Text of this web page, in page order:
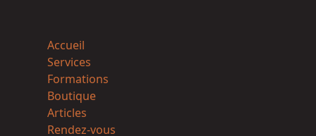
Accueil
Services
Formations
Boutique
Articles
Rendez-vous